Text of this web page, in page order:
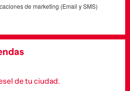
de marketing (Email y SMS)
de tu ciudad.